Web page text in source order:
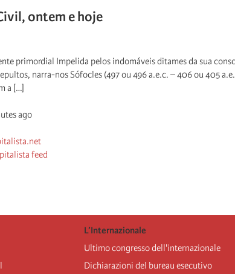
ontem e hoje
primordial Impelida pelos indomáveis ditames da sua
narra-nos Sófocles (497 ou 496 a.e.c. – 406 ou 405
a […]
ago
feed
L’Internazionale
Ultimo congresso dell'internazionale
Dichiarazioni del bureau esecutivo